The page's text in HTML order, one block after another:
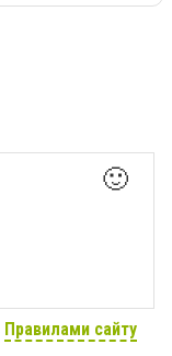
🙂
Правилами сайту